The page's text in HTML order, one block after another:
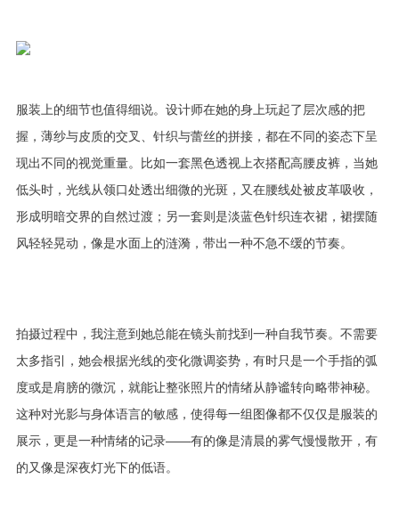
服装上的细节也值得细说。设计师在她的身上玩起了层次感的把
握，薄纱与皮质的交叉、针织与蕾丝的拼接，都在不同的姿态下呈
现出不同的视觉重量。比如一套黑色透视上衣搭配高腰皮裤，当她
低头时，光线从领口处透出细微的光斑，又在腰线处被皮革吸收，
形成明暗交界的自然过渡；另一套则是淡蓝色针织连衣裙，裙摆随
风轻轻晃动，像是水面上的涟漪，带出一种不急不缓的节奏。
拍摄过程中，我注意到她总能在镜头前找到一种自我节奏。不需要
太多指引，她会根据光线的变化微调姿势，有时只是一个手指的弧
度或是肩膀的微沉，就能让整张照片的情绪从静谧转向略带神秘。
这种对光影与身体语言的敏感，使得每一组图像都不仅仅是服装的
展示，更是一种情绪的记录——有的像是清晨的雾气慢慢散开，有
的又像是深夜灯光下的低语。